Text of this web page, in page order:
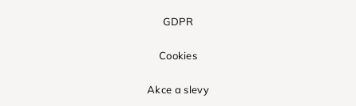
GDPR
Cookies
Akce a slevy